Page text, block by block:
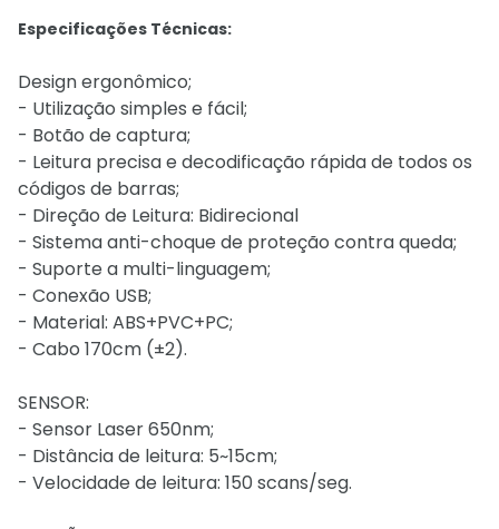
Especificações Técnicas:
Design ergonômico;
- Utilização simples e fácil;
- Botão de captura;
- Leitura precisa e decodificação rápida de todos os
códigos de barras;
- Direção de Leitura: Bidirecional
- Sistema anti-choque de proteção contra queda;
- Suporte a multi-linguagem;
- Conexão USB;
- Material: ABS+PVC+PC;
- Cabo 170cm (±2).
SENSOR:
- Sensor Laser 650nm;
- Distância de leitura: 5~15cm;
- Velocidade de leitura: 150 scans/seg.